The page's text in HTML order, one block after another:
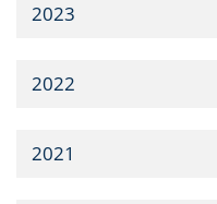
2023
2022
2021